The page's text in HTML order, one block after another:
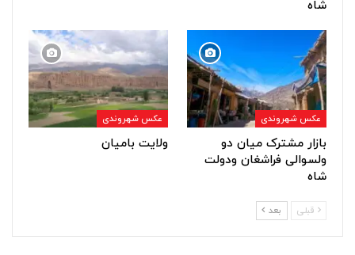
شاه
عکس شهروندی
بازار مشترک میان دو
ولسوالی فراشغان ودولت
شاه
عکس شهروندی
ولایت بامیان
قبلی بعد